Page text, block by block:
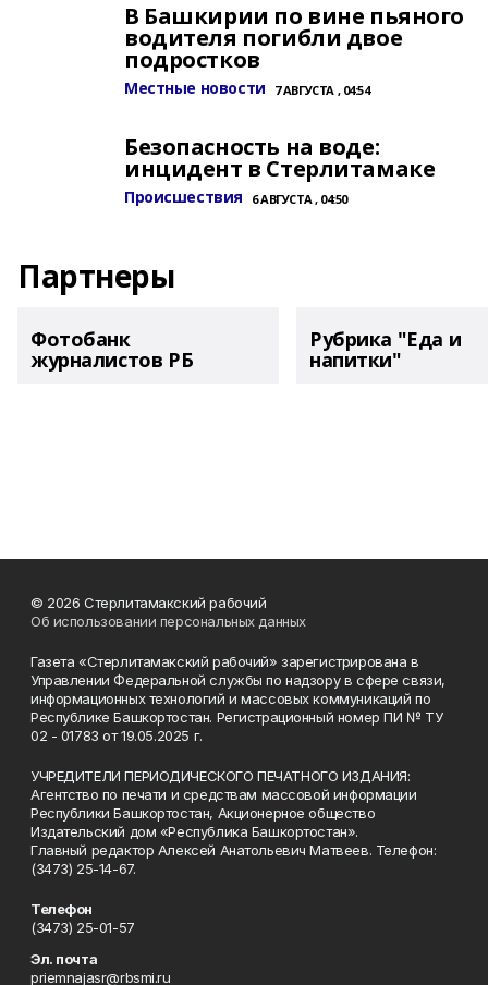
В Башкирии по вине пьяного
водителя погибли двое
подростков
Местные новости 7 АВГУСТА , 04:54
Безопасность на воде:
инцидент в Стерлитамаке
Происшествия 6 АВГУСТА , 04:50
Партнеры
Фотобанк
журналистов РБ
Рубрика "Еда и
напитки"
© 2026 Стерлитамакский рабочий
Об использовании персональных данных
Газета «Стерлитамакский рабочий» зарегистрирована в
Управлении Федеральной службы по надзору в сфере связи,
информационных технологий и массовых коммуникаций по
Республике Башкортостан. Регистрационный номер ПИ № ТУ
02 - 01783 от 19.05.2025 г.
УЧРЕДИТЕЛИ ПЕРИОДИЧЕСКОГО ПЕЧАТНОГО ИЗДАНИЯ:
Агентство по печати и средствам массовой информации
Республики Башкортостан, Акционерное общество
Издательский дом «Республика Башкортостан».
Главный редактор Алексей Анатольевич Матвеев. Телефон:
(3473) 25-14-67.
Телефон
(3473) 25-01-57
Эл. почта
priemnajasr@rbsmi.ru